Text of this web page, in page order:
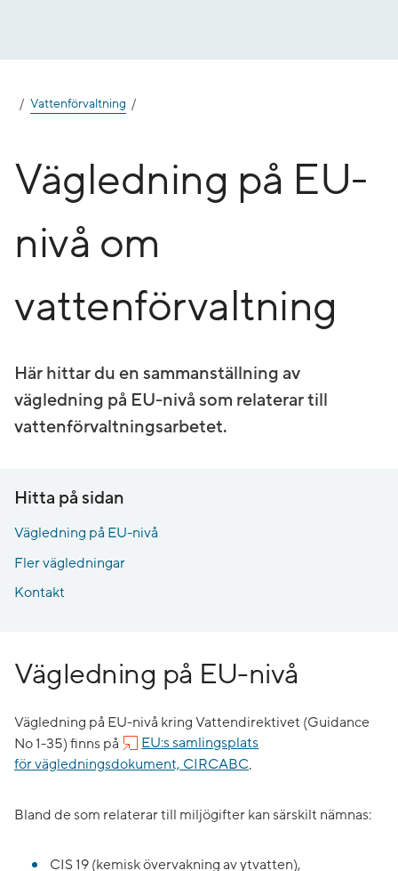
Vattenförvaltning
Vägledning på EU-
nivå om
vattenförvaltning
Här hittar du en sammanställning av
vägledning på EU-nivå som relaterar till
vattenförvaltningsarbetet.
Hitta på sidan
Vägledning på EU-nivå
Fler vägledningar
Kontakt
Vägledning på EU-nivå
Vägledning på EU-nivå kring Vattendirektivet (Guidance
No 1-35) finns på
EU:s samlingsplats
för vägledningsdokument, CIRCABC.
Bland de som relaterar till miljögifter kan särskilt nämnas:
CIS 19 (kemisk övervakning av ytvatten),